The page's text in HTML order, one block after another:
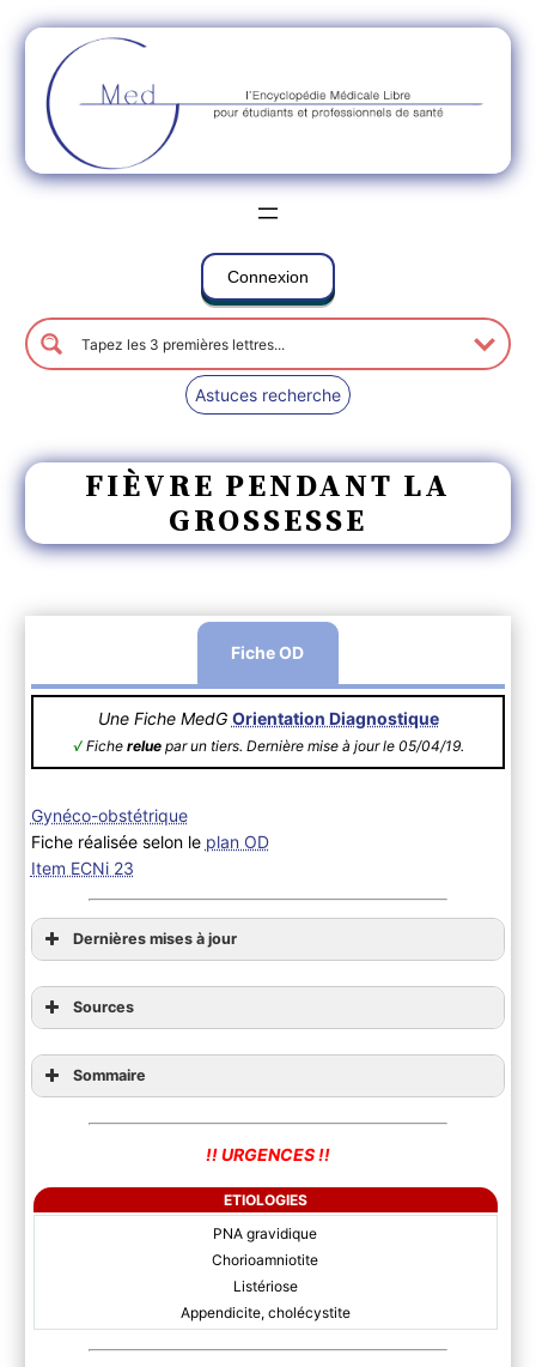
Connexion
Astuces recherche
FIÈVRE PENDANT LA
GROSSESSE
Fiche OD
Une Fiche MedG Orientation Diagnostique
√Fiche reluepar un tiers. Dernière mise à jour le 05/04/19.
Gynéco-obstétrique
Fiche réalisée selon le plan OD
Item ECNi 23
Dernières mises à jour
Sources
Sommaire
!! URGENCES !!
ETIOLOGIES
PNA gravidique
Chorioamniotite
Listériose
Appendicite, cholécystite